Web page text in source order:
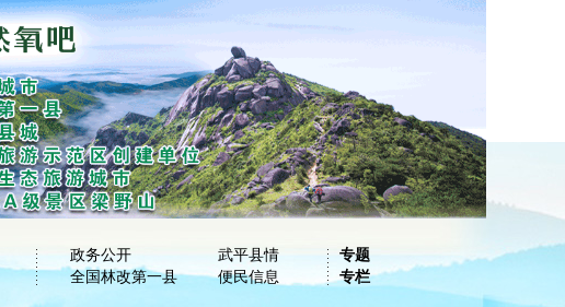
政务公开
全国林改第一县
武平县情
便民信息
专题
专栏